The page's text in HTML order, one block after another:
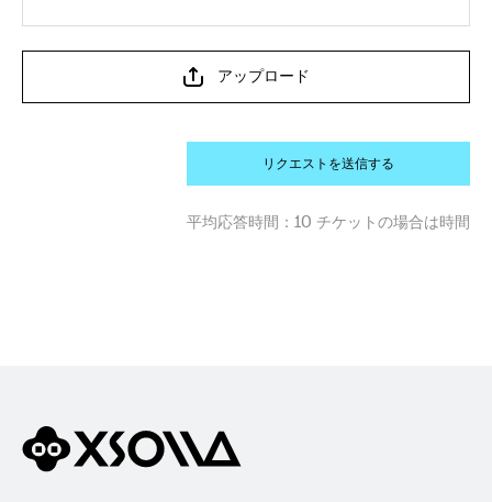
アップロード
リクエストを送信する
平均応答時間： 10 チケットの場合は時間